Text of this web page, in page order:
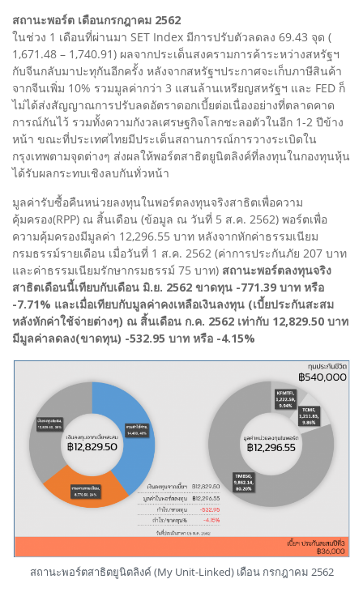
สถานะพอร์ต เดือนกรกฎาคม 2562
ในช่วง 1 เดือนที่ผ่านมา SET Index มีการปรับตัวลดลง 69.43 จุด (
1,671.48 – 1,740.91) ผลจากประเด็นสงครามการค้าระหว่างสหรัฐฯ
กับจีนกลับมาปะทุกันอีกครั้ง หลังจากสหรัฐฯประกาศจะเก็บภาษีสินค้า
จากจีนเพิ่ม 10% รวมมูลค่ากว่า 3 แสนล้านเหรียญสหรัฐฯ และ FED ก็
ไม่ได้ส่งสัญญาณการปรับลดอัตราดอกเบี้ยต่อเนื่องอย่างที่ตลาดคาด
การณ์กันไว้ รวมทั้งความกังวลเศรษฐกิจโลกชะลอตัวในอีก 1-2 ปีข้าง
หน้า ขณะที่ประเทศไทยมีประเด็นสถานการณ์การวางระเบิดใน
กรุงเทพตามจุดต่างๆ ส่งผลให้พอร์ตสาธิตยูนิตลิงค์ที่ลงทุนในกองทุนหุ้น
ได้รับผลกระทบเชิงลบกันทั่วหน้า
มูลค่ารับซื้อคืนหน่วยลงทุนในพอร์ตลงทุนจริงสาธิตเพื่อความ
คุ้มครอง(RPP) ณ สิ้นเดือน (ข้อมูล ณ วันที่ 5 ส.ค. 2562) พอร์ตเพื่อ
ความคุ้มครองมีมูลค่า 12,296.55 บาท หลังจากหักค่าธรรมเนียม
กรมธรรม์รายเดือน เมื่อวันที่ 1 ส.ค. 2562 (ค่าการประกันภัย 207 บาท
และค่าธรรมเนียมรักษากรมธรรม์ 75 บาท) สถานะพอร์ตลงทุนจริง
สาธิตเดือนนี้เทียบกับเดือน มิ.ย. 2562 ขาดทุน -771.39 บาท หรือ
-7.71% และเมื่อเทียบกับมูลค่าคงเหลือเงินลงทุน (เบี้ยประกันสะสม
หลังหักค่าใช้จ่ายต่างๆ) ณ สิ้นเดือน ก.ค. 2562 เท่ากับ 12,829.50 บาท
มีมูลค่าลดลง(ขาดทุน) -532.95 บาท หรือ -4.15%
สถานะพอร์ตสาธิตยูนิตลิงค์ (My Unit-Linked) เดือน กรกฎาคม 2562